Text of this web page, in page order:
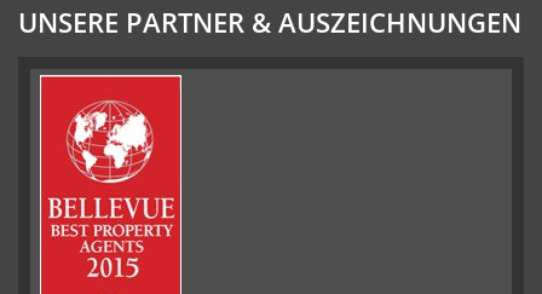
UNSERE PARTNER & AUSZEICHNUNGEN